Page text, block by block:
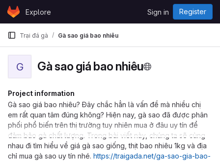
Skip to content
GitLabExplore Sign in Register
Trại đá gà Gà sao giá bao nhiêu
G Gà sao giá bao nhiêu
Project information
Gà sao giá bao nhiêu? Đây chắc hẳn là vấn đề mà nhiều chị
em rất quan tâm đúng không? Hiện nay, gà sao đã được phân
phối phổ biến trên thị trường tuy nhiên mua ở đâu uy tín để
đảm bảo gà chất lượng. Trong bài viết này, chúng ta sẽ cùng
nhau đi tìm hiểu về giá gà sao giống, thịt bao nhiêu 1kg và địa
chỉ mua gà sao uy tín nhé. https://traigada.net/ga-sao-gia-bao-